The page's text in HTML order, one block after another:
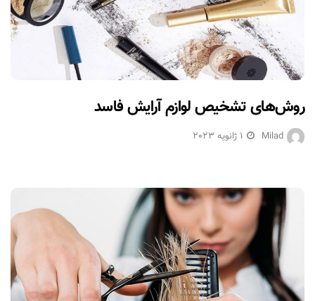
روش‌های تشخیص لوازم آرایش فاسد
Milad 1 ژانویه 2023